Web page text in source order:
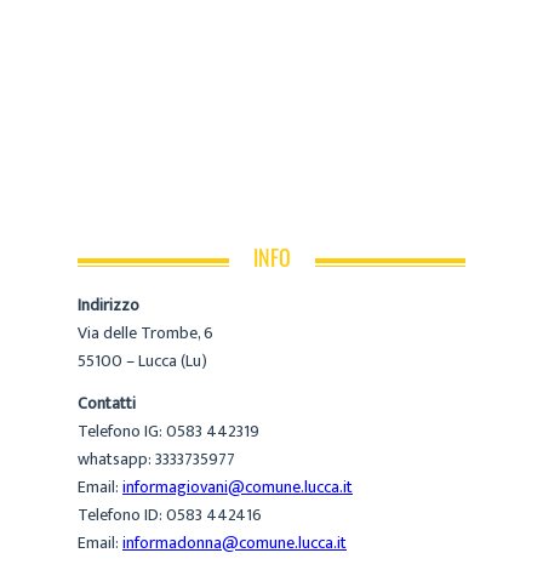
INFO
Indirizzo
Via delle Trombe, 6
55100 – Lucca (Lu)
Contatti
Telefono IG: 0583 442319
whatsapp: 3333735977
Email:informagiovani@comune.lucca.it
Telefono ID: 0583 442416
Email:informadonna@comune.lucca.it